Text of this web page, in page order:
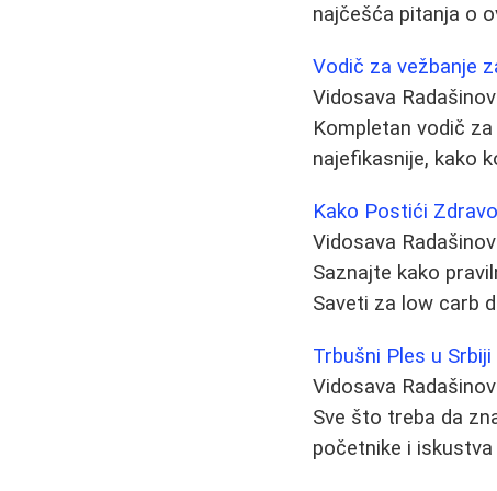
najčešća pitanja o
Vodič za vežbanje
Vidosava
Kompletan vodič
najefikasnije, kako
Kako Postići
Vidosava
Saznajte kako
Saveti za low carb
Trbušni Ples u
Vidosava
Sve što treba da
početnike i iskustva